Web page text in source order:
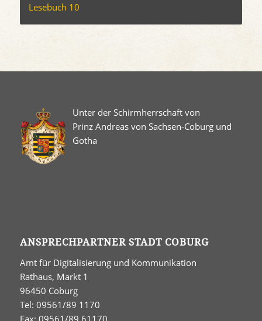
Lesebuch 10
Unter der Schirmherrschaft von
Prinz Andreas von Sachsen-Coburg und
Gotha
ANSPRECHPARTNER STADT COBURG
Amt für Digitalisierung und Kommunikation
Rathaus, Markt 1
96450 Coburg
Tel: 09561/89 1170